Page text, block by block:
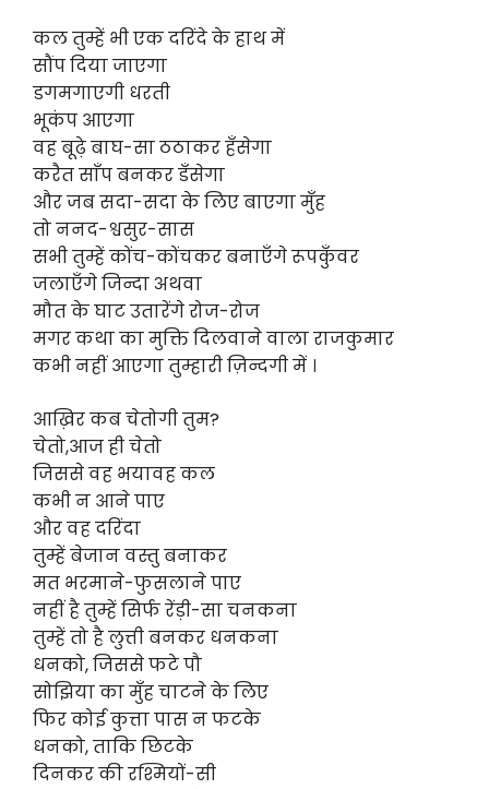
कल तुम्हें भी एक दरिंदे के हाथ में
सौंप दिया जाएगा
डगमगाएगी धरती
भूकंप आएगा
वह बूढ़े बाघ-सा ठठाकर हँसेगा
करैत साँप बनकर डँसेगा
और जब सदा-सदा के लिए बाएगा मुँह
तो ननद-श्वसुर-सास
सभी तुम्हें कोंच-कोंचकर बनाएँगे रूपकुँवर
जलाएँगे जिन्दा अथवा
मौत के घाट उतारेंगे रोज-रोज
मगर कथा का मुक्ति दिलवाने वाला राजकुमार
कभी नहीं आएगा तुम्हारी ज़िन्दगी में ।
आख़िर कब चेतोगी तुम?
चेतो,आज ही चेतो
जिससे वह भयावह कल
कभी न आने पाए
और वह दरिंदा
तुम्हें बेजान वस्तु बनाकर
मत भरमाने-फुसलाने पाए
नहीं है तुम्हें सिर्फ रेंड़ी-सा चनकना
तुम्हें तो है लुत्ती बनकर धनकना
धनको, जिससे फटे पौ
सोझिया का मुँह चाटने के लिए
फिर कोई कुत्ता पास न फटके
धनको, ताकि छिटके
दिनकर की रश्मियों-सी